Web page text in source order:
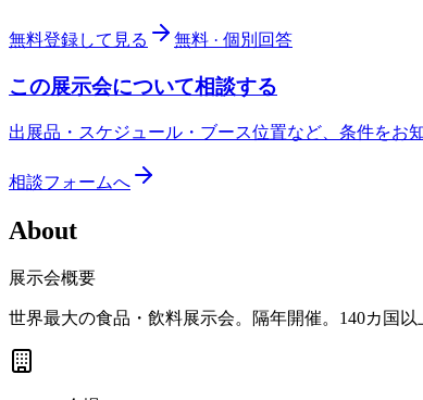
無料登録して見る 無料 · 個別回答
この展示会について相談する
出展品・スケジュール・ブース位置など、条件をお
相談フォームへ
About
展示会概要
世界最大の食品・飲料展示会。隔年開催。140カ国以